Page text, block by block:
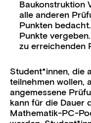
Baukonstruktion
alle anderen
Punkten
Punkte
zu erreichenden
Student*innen, die
teilnehmen wollen,
angemessene
kann für die Dauer
Mathematik-PC-